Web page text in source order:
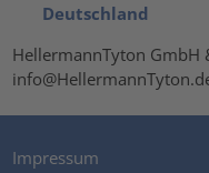
Deutschland
HellermannTyton GmbH
Impressum